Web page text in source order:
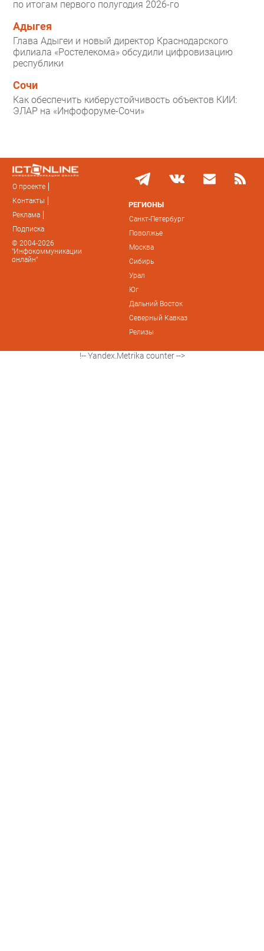
по итогам первого полугодия 2026-го
Адыгея
Глава Адыгеи и новый директор Краснодарского
филиала «Ростелекома» обсудили цифровизацию
республики
Сочи
Как обеспечить киберустойчивость объектов КИИ:
ЭЛАР на «Инфофоруме-Сочи»
О проекте
Контакты
Реклама
Подписка
© 2004-2026
"Инфокоммуникации
онлайн"
РЕГИОНЫ
Санкт-Петербург
Поволжье
Москва
Сибирь
Урал
Юг
Дальний Восток
Северный Кавказ
Релизы
!-- Yandex.Metrika counter -->